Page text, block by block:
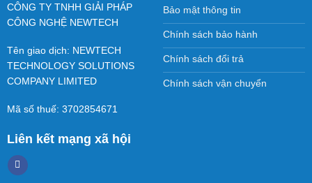
CÔNG TY TNHH GIẢI PHÁP
CÔNG NGHỆ NEWTECH
Tên giao dịch: NEWTECH
TECHNOLOGY SOLUTIONS
COMPANY LIMITED
Mã số thuế: 3702854671
Liên kết mạng xã hội
Bảo mật thông tin
Chính sách bảo hành
Chính sách đổi trả
Chính sách vận chuyển